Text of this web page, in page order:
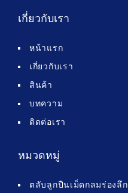
เกี่ยวกับเรา
หน้าแรก
เกี่ยวกับเรา
สินค้า
บทความ
ติดต่อเรา
หมวดหมู่
ตลับลูกปืนเม็ดกลมร่องลึก